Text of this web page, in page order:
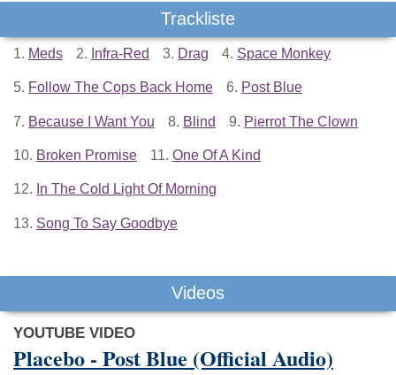
Trackliste
1. Meds 2. Infra-Red 3. Drag 4. Space Monkey
5. Follow The Cops Back Home 6. Post Blue
7. Because I Want You 8. Blind 9. Pierrot The Clown
10. Broken Promise 11. One Of A Kind
12. In The Cold Light Of Morning
13. Song To Say Goodbye
Videos
YOUTUBE VIDEO
Placebo - Post Blue (Official Audio)